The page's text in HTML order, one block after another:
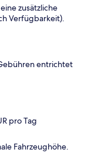
zusätzliche
Verfügbarkeit).
entrichtet
pro Tag
Fahrzeughöhe.